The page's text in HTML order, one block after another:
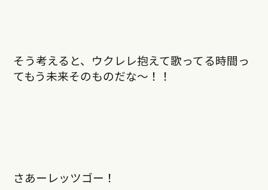
そう考えると、ウクレレ抱えて歌ってる時間っ
てもう未来そのものだな～！！
さあーレッツゴー！